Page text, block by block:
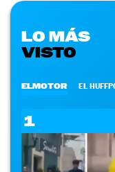
LO MÁS
VISTO
ELMOTOR EL
1